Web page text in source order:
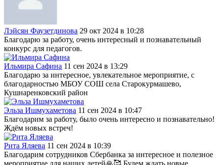
Лэйсян Фаузетдинова 29 окт 2024 в 10:28
Благодарю за работу, очень интересный и познавательный
конкурс для педагогов.
Ильмира Сафина 11 сен 2024 в 13:29
Благодарю за интересное, увлекательное мероприятие, с
благодарностью МБОУ СОШ села Старокурмашево,
Кушнаренковский район
Эльза Ишмухаметова 11 сен 2024 в 10:47
Благодарим за работу, было очень интересно и познавательно!
Ждём новых встреч!
Рита Яляева 11 сен 2024 в 10:39
Благодарим сотрудников Сбербанка за интересное и полезное
мероприятие для наших детей🙏🥰 Будем ждать новые